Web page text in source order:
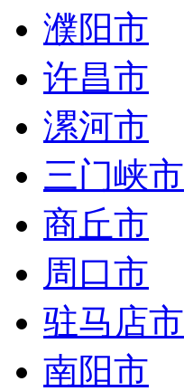
濮阳市
许昌市
漯河市
三门峡市
商丘市
周口市
驻马店市
南阳市